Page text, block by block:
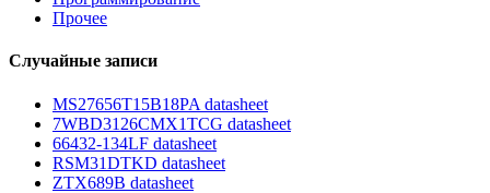
Прочее
Случайные записи
MS27656T15B18PA datasheet
7WBD3126CMX1TCG datasheet
66432-134LF datasheet
RSM31DTKD datasheet
ZTX689B datasheet